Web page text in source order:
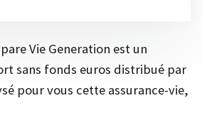
Vie Generation est un
sans fonds euros distribué par
pour vous cette assurance-vie,